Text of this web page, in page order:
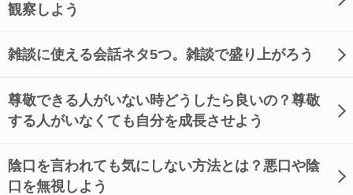
観察しよう
雑談に使える会話ネタ5つ。雑談で盛り上がろう
尊敬できる人がいない時どうしたら良いの？尊敬
する人がいなくても自分を成長させよう
陰口を言われても気にしない方法とは？悪口や陰
口を無視しよう